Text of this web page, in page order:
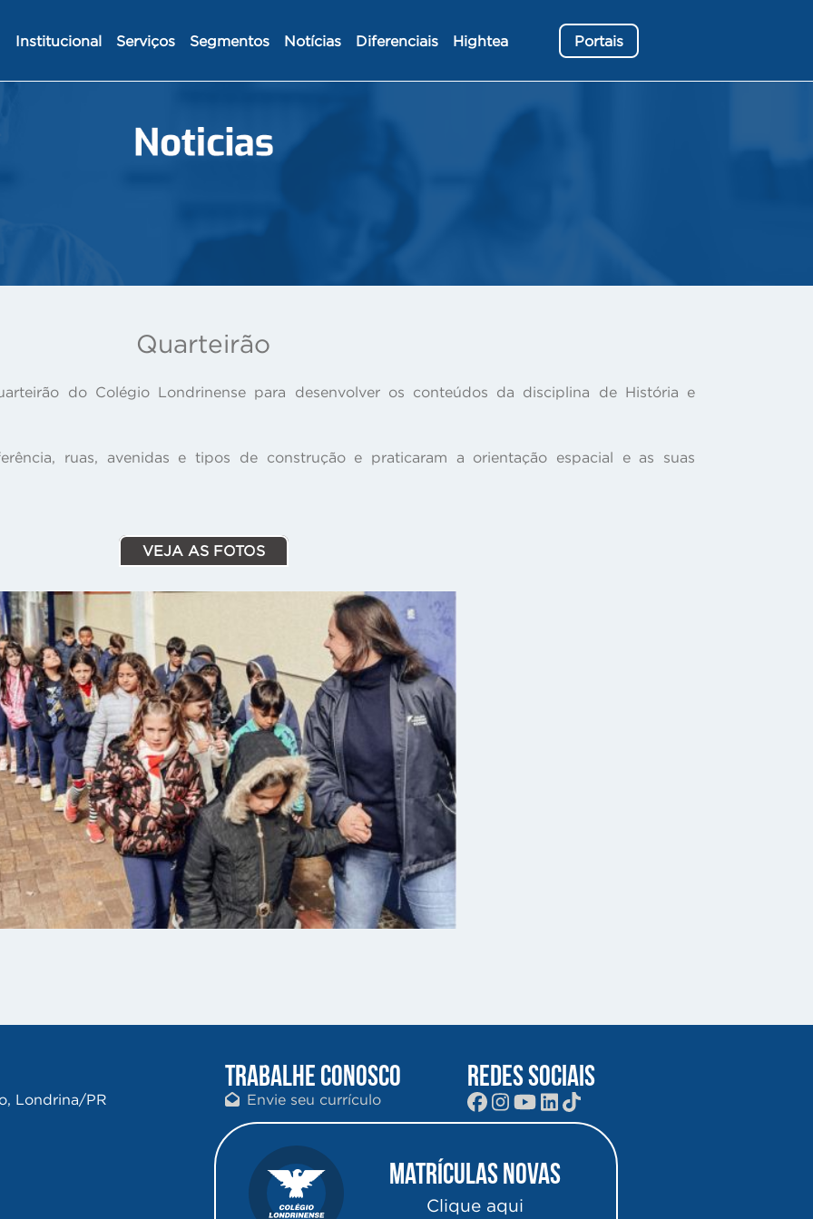
Institucional Serviços Segmentos Notícias Diferenciais Hightea Portais
Quarteirão
do Colégio Londrinense para desenvolver os conteúdos da disciplina de História e
ruas, avenidas e tipos de construção e praticaram a orientação espacial e as suas
VEJA AS FOTOS
Londrina/PR
TRABALHE CONOSCO
Envie seu currículo
REDES SOCIAIS
Matrículas Novas
Clique aqui